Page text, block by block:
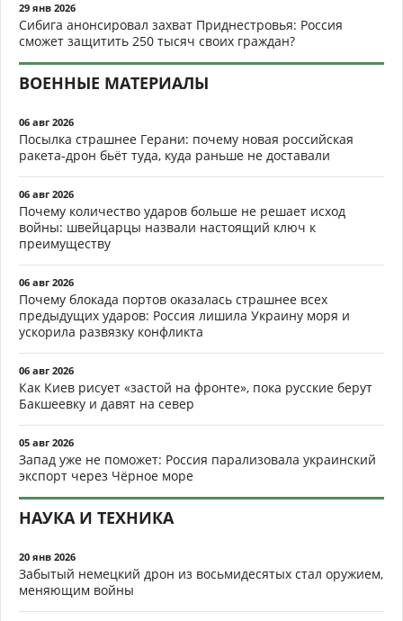
29 янв 2026
Сибига анонсировал захват Приднестровья: Россия
сможет защитить 250 тысяч своих граждан?
ВОЕННЫЕ МАТЕРИАЛЫ
06 авг 2026
Посылка страшнее Герани: почему новая российская
ракета-дрон бьёт туда, куда раньше не доставали
06 авг 2026
Почему количество ударов больше не решает исход
войны: швейцарцы назвали настоящий ключ к
преимуществу
06 авг 2026
Почему блокада портов оказалась страшнее всех
предыдущих ударов: Россия лишила Украину моря и
ускорила развязку конфликта
06 авг 2026
Как Киев рисует «застой на фронте», пока русские берут
Бакшеевку и давят на север
05 авг 2026
Запад уже не поможет: Россия парализовала украинский
экспорт через Чёрное море
НАУКА И ТЕХНИКА
20 янв 2026
Забытый немецкий дрон из восьмидесятых стал оружием,
меняющим войны